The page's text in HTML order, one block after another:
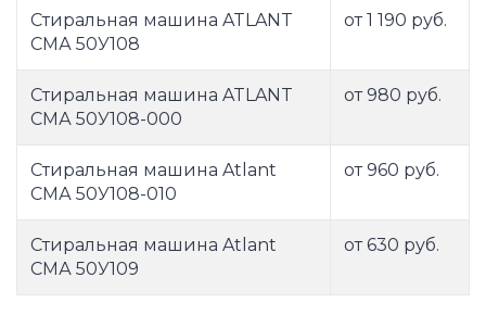
Стиральная машина ATLANT
СМА 50У108
от 1 190 руб.
Стиральная машина ATLANT
СМА 50У108-000
от 980 руб.
Стиральная машина Atlant
СМА 50У108-010
от 960 руб.
Стиральная машина Atlant
СМА 50У109
от 630 руб.